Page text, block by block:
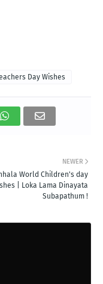
Day Wishes
NEWER
World Children's day
| Loka Lama Dinayata
Subapathum !